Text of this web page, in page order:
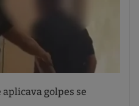
golpes se